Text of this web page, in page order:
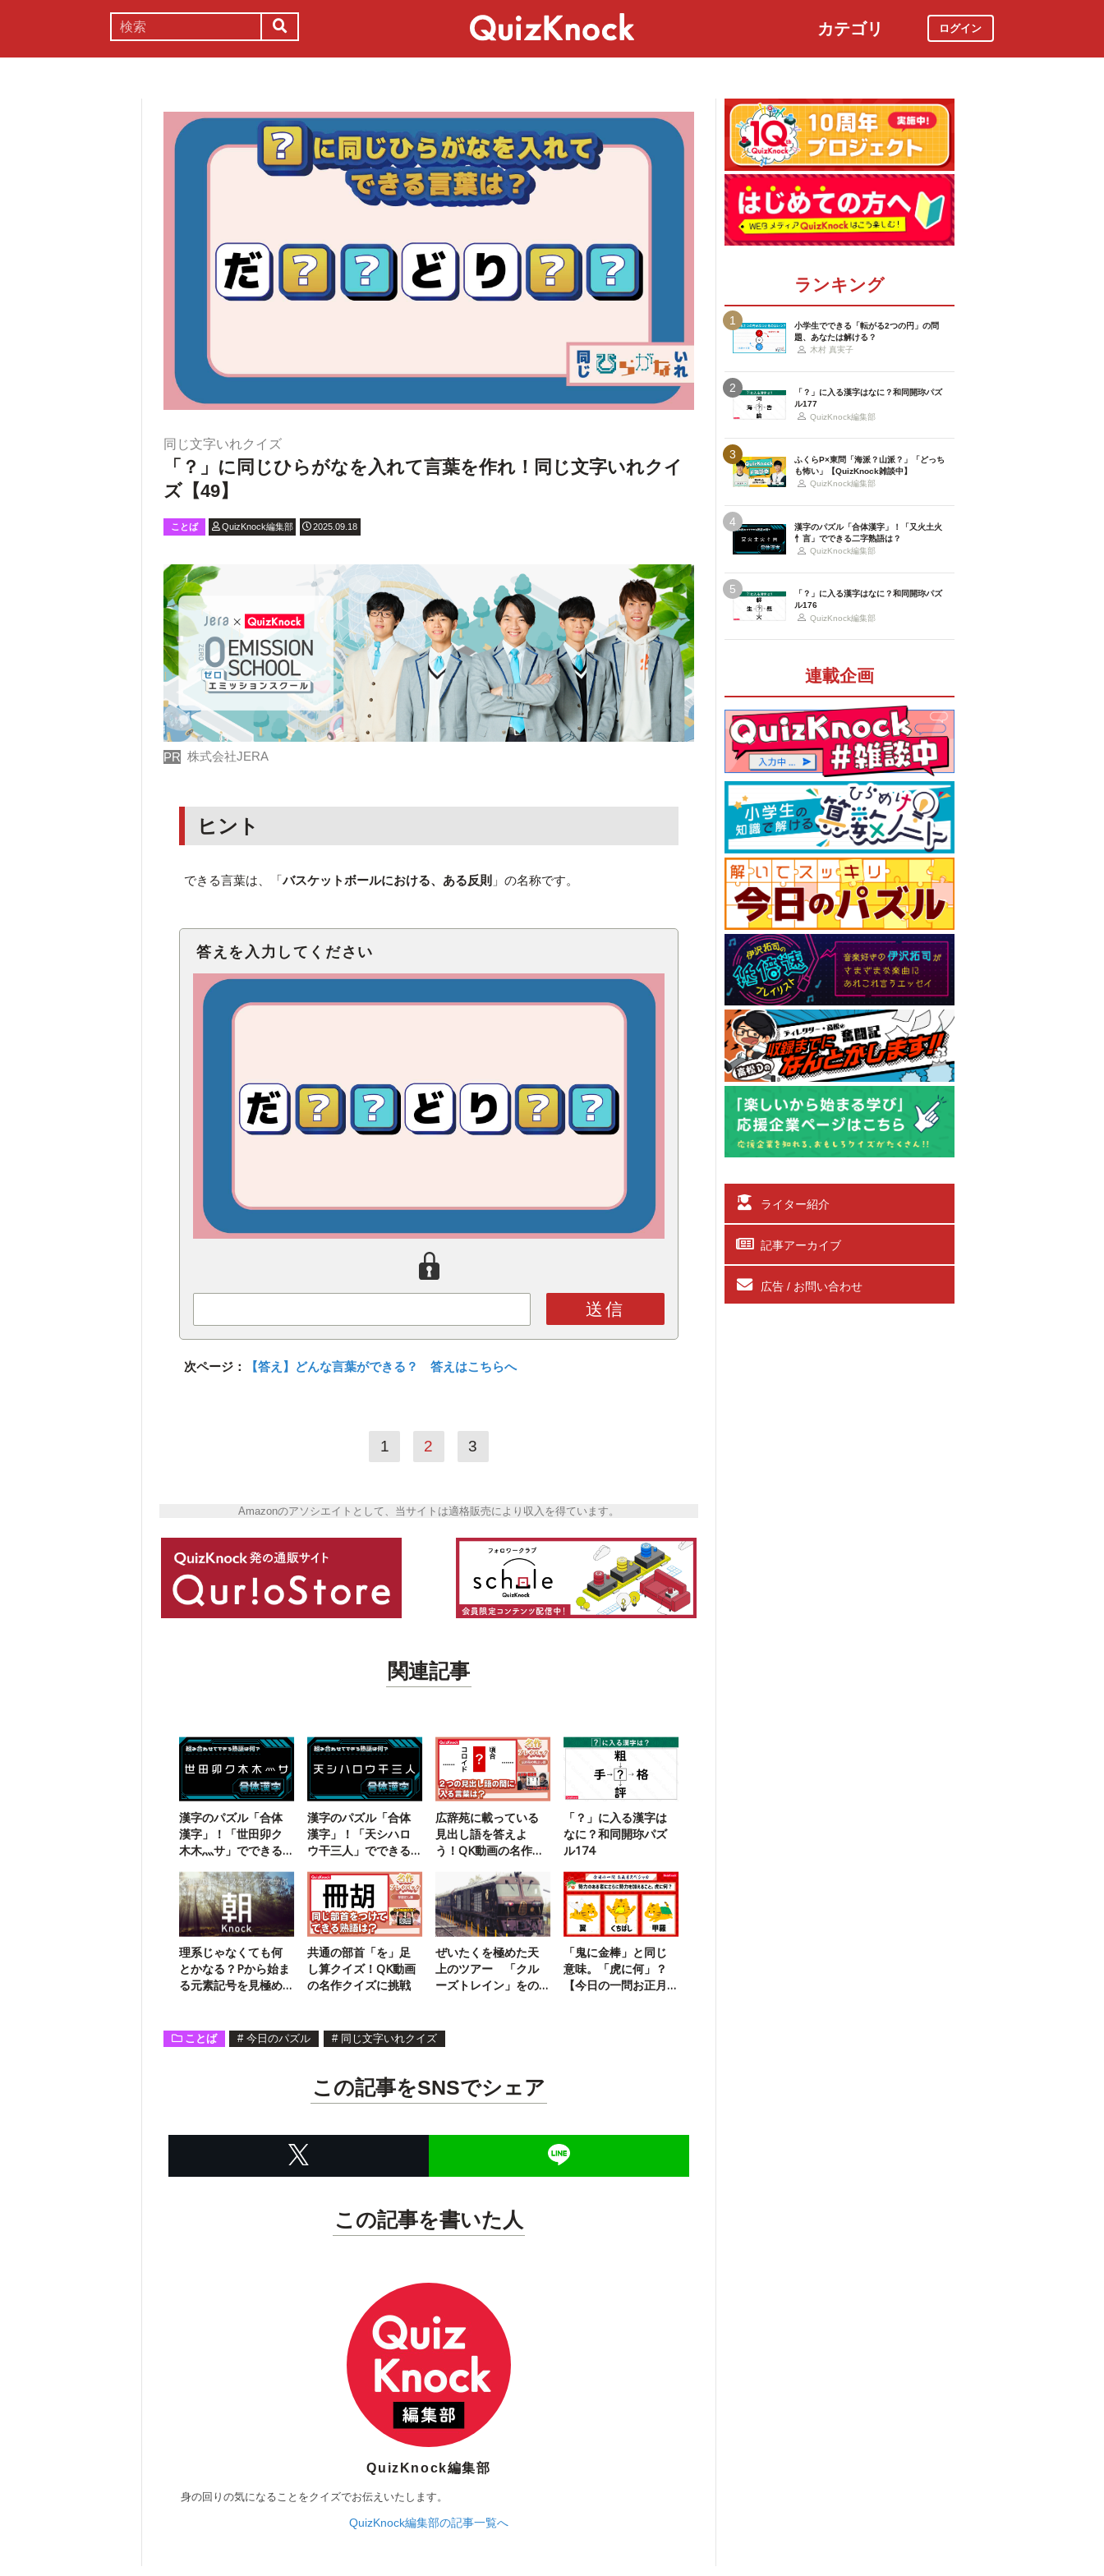
カテゴリ ログイン
同じ文字いれクイズ
「？」に同じひらがなを入れて言葉を作れ！同じ文字いれクイ
ズ【49】
ことば QuizKnock編集部 2025.09.18
PR 株式会社JERA
ヒント
できる言葉は、「バスケットボールにおける、ある反則 」の名称です。
答えを入力してください
送信
次ページ： 【答え】どんな言葉ができる？ 答えはこちらへ
1 2 3
Amazonのアソシエイトとして、当サイトは適格販売により収入を得ています。
関連記事
漢字のパズル「合体
漢字」！「世田卯ク
木木灬サ」でできる
漢字のパズル「合体
漢字」！「天シハロ
ウ干三人」でできる
広辞苑に載っている
見出し語を答えよ
う！QK動画の名作ク
「？」に入る漢字は
なに？和同開珎パズ
ル174
理系じゃなくても何
とかなる？Pから始ま
る元素記号を見極め
共通の部首「を」足
し算クイズ！QK動画
の名作クイズに挑戦
ぜいたくを極めた天
上のツアー 「クル
ーズトレイン」をの
「鬼に金棒」と同じ
意味。「虎に何」？
【今日の一問お正月
ことば # 今日のパズル # 同じ文字いれクイズ
この記事をSNSでシェア
この記事を書いた人
QuizKnock編集部
身の回りの気になることをクイズでお伝えいたします。
QuizKnock編集部の記事一覧へ
ランキング
1
小学生でできる「転がる2つの円」の問
題、あなたは解ける？
木村 真実子
2
「？」に入る漢字はなに？和同開珎パズ
ル177
QuizKnock編集部
3
ふくらP×東問「海派？山派？」「どっち
も怖い」【QuizKnock雑談中】
QuizKnock編集部
4
漢字のパズル「合体漢字」！「又火土火
忄言」でできる二字熟語は？
QuizKnock編集部
5
「？」に入る漢字はなに？和同開珎パズ
ル176
QuizKnock編集部
連載企画
ライター紹介
記事アーカイブ
広告 / お問い合わせ